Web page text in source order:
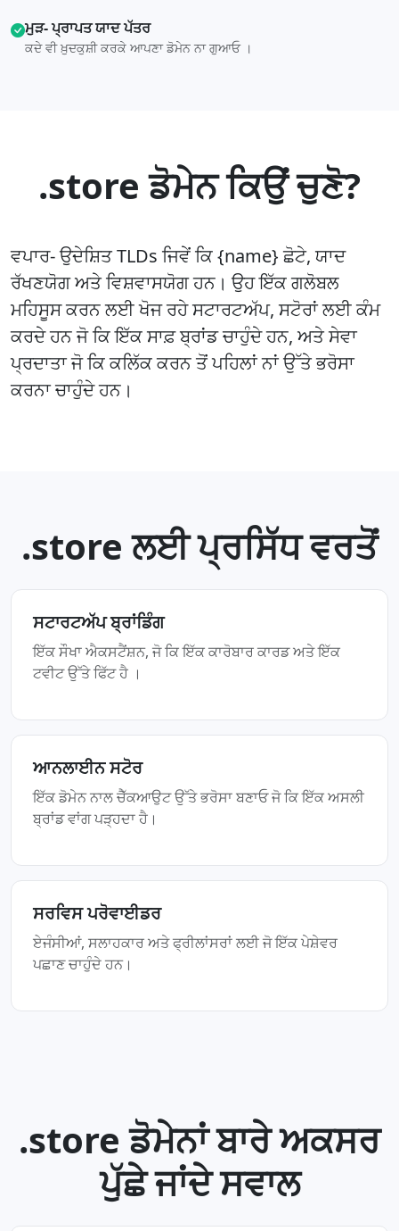
ਮੁੜ- ਪ੍ਰਾਪਤ ਯਾਦ ਪੱਤਰ
ਕਦੇ ਵੀ ਖ਼ੁਦਕੁਸ਼ੀ ਕਰਕੇ ਆਪਣਾ ਡੋਮੇਨ ਨਾ ਗੁਆਓ ।
.store ਡੋਮੇਨ ਕਿਉਂ ਚੁਣੋ?
ਵਪਾਰ- ਉਦੇਸ਼ਿਤ TLDs ਜਿਵੇਂ ਕਿ {name} ਛੋਟੇ, ਯਾਦ
ਰੱਖਣਯੋਗ ਅਤੇ ਵਿਸ਼ਵਾਸਯੋਗ ਹਨ। ਉਹ ਇੱਕ ਗਲੋਬਲ
ਮਹਿਸੂਸ ਕਰਨ ਲਈ ਖੋਜ ਰਹੇ ਸਟਾਰਟਅੱਪ, ਸਟੋਰਾਂ ਲਈ ਕੰਮ
ਕਰਦੇ ਹਨ ਜੋ ਕਿ ਇੱਕ ਸਾਫ਼ ਬ੍ਰਾਂਡ ਚਾਹੁੰਦੇ ਹਨ, ਅਤੇ ਸੇਵਾ
ਪ੍ਰਦਾਤਾ ਜੋ ਕਿ ਕਲਿੱਕ ਕਰਨ ਤੋਂ ਪਹਿਲਾਂ ਨਾਂ ਉੱਤੇ ਭਰੋਸਾ
ਕਰਨਾ ਚਾਹੁੰਦੇ ਹਨ।
.store ਲਈ ਪ੍ਰਸਿੱਧ ਵਰਤੋਂ
ਸਟਾਰਟਅੱਪ ਬ੍ਰਾਂਡਿੰਗ
ਇੱਕ ਸੌਖਾ ਐਕਸਟੈਂਸ਼ਨ, ਜੋ ਕਿ ਇੱਕ ਕਾਰੋਬਾਰ ਕਾਰਡ ਅਤੇ ਇੱਕ
ਟਵੀਟ ਉੱਤੇ ਫਿੱਟ ਹੈ ।
ਆਨਲਾਈਨ ਸਟੋਰ
ਇੱਕ ਡੋਮੇਨ ਨਾਲ ਚੈੱਕਆਉਟ ਉੱਤੇ ਭਰੋਸਾ ਬਣਾਓ ਜੋ ਕਿ ਇੱਕ ਅਸਲੀ
ਬ੍ਰਾਂਡ ਵਾਂਗ ਪੜ੍ਹਦਾ ਹੈ।
ਸਰਵਿਸ ਪਰੋਵਾਈਡਰ
ਏਜੰਸੀਆਂ, ਸਲਾਹਕਾਰ ਅਤੇ ਫ੍ਰੀਲਾਂਸਰਾਂ ਲਈ ਜੋ ਇੱਕ ਪੇਸ਼ੇਵਰ
ਪਛਾਣ ਚਾਹੁੰਦੇ ਹਨ।
.store ਡੋਮੇਨਾਂ ਬਾਰੇ ਅਕਸਰ
ਪੁੱਛੇ ਜਾਂਦੇ ਸਵਾਲ